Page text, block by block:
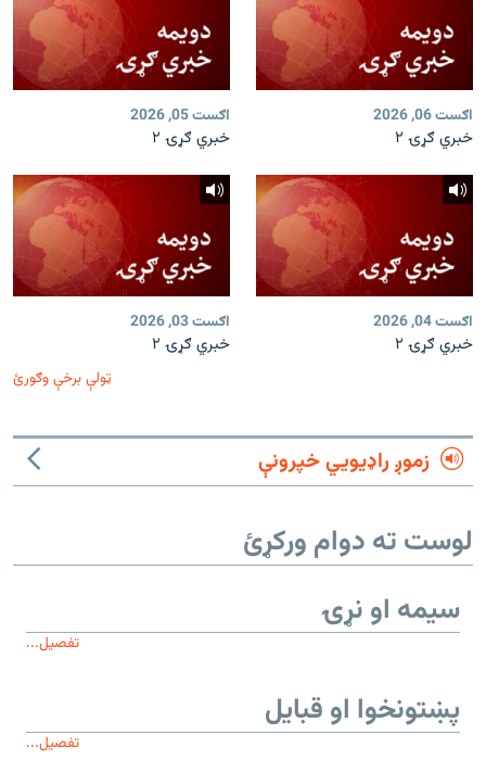
اګست 06, 2026
خبري ګړۍ ۲
اګست 05, 2026
خبري ګړۍ ۲
اګست 04, 2026
خبري ګړۍ ۲
اګست 03, 2026
خبري ګړۍ ۲
ټولې برخې وګورئ
زموږ راډیويي خپرونې
لوست ته دوام ورکړئ
سیمه او نړۍ
تفصیل...
پښتونخوا او قبایل
تفصیل...